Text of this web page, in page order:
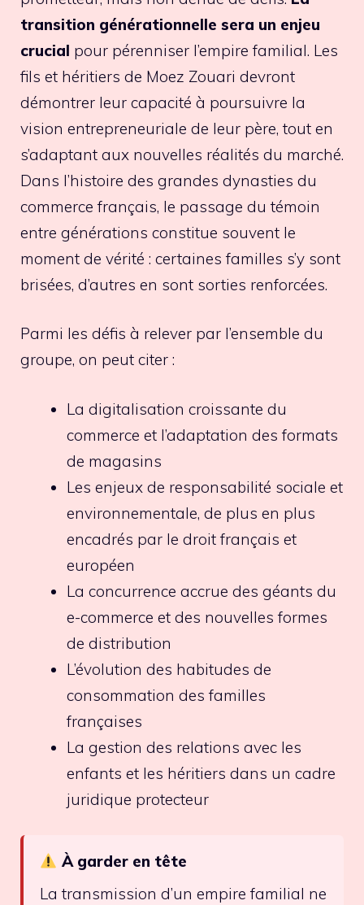
transition générationnelle sera un enjeu
crucial pour pérenniser l’empire familial. Les
fils et héritiers de Moez Zouari devront
démontrer leur capacité à poursuivre la
vision entrepreneuriale de leur père, tout en
s’adaptant aux nouvelles réalités du marché.
Dans l’histoire des grandes dynasties du
commerce français, le passage du témoin
entre générations constitue souvent le
moment de vérité : certaines familles s’y sont
brisées, d’autres en sont sorties renforcées.
Parmi les défis à relever par l’ensemble du
groupe, on peut citer :
La digitalisation croissante du
commerce et l’adaptation des formats
de magasins
Les enjeux de responsabilité sociale et
environnementale, de plus en plus
encadrés par le droit français et
européen
La concurrence accrue des géants du
e-commerce et des nouvelles formes
de distribution
L’évolution des habitudes de
consommation des familles
françaises
La gestion des relations avec les
enfants et les héritiers dans un cadre
juridique protecteur
À garder en tête
La transmission d’un empire familial ne